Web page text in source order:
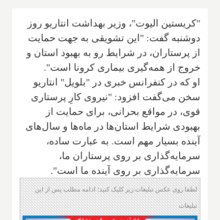
"کریستین الیوت"، وزیر بهداشت انتاریو روز
دوشنبه گفت: "این تشویقی به جهت حمایت
از پرستاران، در شرایط رو به بهبود استان و
خروج از همه‌گیری بیماری کرونا است".
او که در کنفرانس خبری در "بلویل" انتاریو
سخن می‌گفت افزود: "نیروی کارِ پرستاری
قوی، در مواقع بحرانی، برای حمایت از
بهبودی شرایط استان‌ها در ماه‌ها و سال‌های
آینده بسیار مهم است. به عبارت ساده،
سرمایه‌گذاری بر روی پرستاران ما،
سرمایه‌گذاری بر روی آینده ما است".
لطفا روی عکس تبلیغات زیر کلیک کنید؛ ادامه مطلب پس از این
تبلیغات